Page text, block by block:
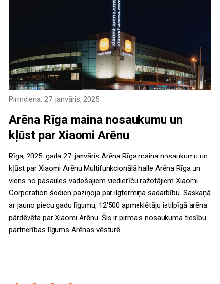
Pirmdiena, 27. janvāris, 2025
Arēna Rīga maina nosaukumu un
kļūst par Xiaomi Arēnu
Rīga, 2025. gada 27. janvāris Arēna Rīga maina nosaukumu un
kļūst par Xiaomi Arēnu Multifunkcionālā halle Arēna Rīga un
viens no pasaules vadošajiem viedierīču ražotājiem Xiaomi
Corporation šodien paziņoja par ilgtermiņa sadarbību. Saskaņā
ar jauno piecu gadu līgumu, 12'500 apmeklētāju ietilpīgā arēna
pārdēvēta par Xiaomi Arēnu. Šis ir pirmais nosaukuma tiesību
partnerības līgums Arēnas vēsturē.